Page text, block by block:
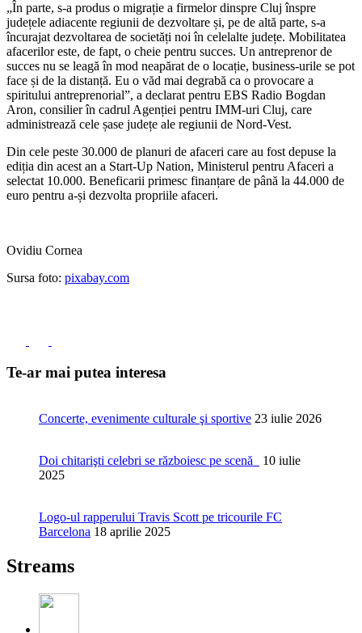
„În parte, s-a produs o migrație a firmelor dinspre Cluj înspre
județele adiacente regiunii de dezvoltare și, pe de altă parte, s-a
încurajat dezvoltarea de societăți noi în celelalte județe. Mobilitatea
afacerilor este, de fapt, o cheie pentru succes. Un antreprenor de
succes nu se leagă în mod neapărat de o locație, business-urile se pot
face și de la distanță. Eu o văd mai degrabă ca o provocare a
spiritului antreprenorial”, a declarat pentru EBS Radio Bogdan
Aron, consilier în cadrul Agenției pentru IMM-uri Cluj, care
administrează cele șase județe ale regiunii de Nord-Vest.
Din cele peste 30.000 de planuri de afaceri care au fost depuse la
ediția din acest an a Start-Up Nation, Ministerul pentru Afaceri a
selectat 10.000. Beneficarii primesc finanțare de până la 44.000 de
euro pentru a-și dezvolta propriile afaceri.
Ovidiu Cornea
Sursa foto: pixabay.com
Te-ar mai putea interesa
Concerte, evenimente culturale şi sportive 23 iulie 2026
Doi chitarişti celebri se războiesc pe scenă
10 iulie
2025
Logo-ul rapperului Travis Scott pe tricourile FC
Barcelona 18 aprilie 2025
Streams